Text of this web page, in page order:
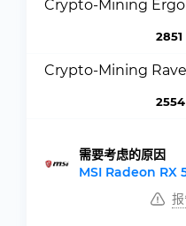
Crypto-Mining Ergo
Crypto-Mining
需要考虑的原因
MSI Radeon RX